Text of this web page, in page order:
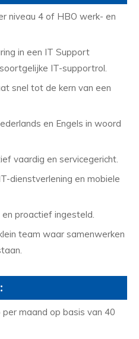
niveau 4 of HBO werk- en
in een IT Support
IT-supportrol.
snel tot de kern van een
en Engels in woord
vaardig en servicegericht.
dienstverlening en mobiele
proactief ingesteld.
team waar samenwerken
maand op basis van 40